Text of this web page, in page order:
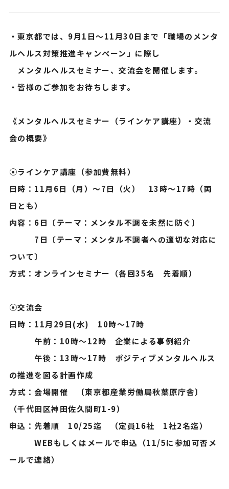
・東京都では、9月1日～11月30日まで「職場のメンタ
ルヘルス対策推進キャンペーン」に際し
メンタルヘルスセミナー、交流会を開催します。
・皆様のご参加をお待ちします。
《メンタルヘルスセミナー（ラインケア講座）・交流
会の概要》
⦿ラインケア講座（参加費無料）
日時：11月6日（月）～7日（火） 13時～17時（両
日とも）
内容：6日〔テーマ：メンタル不調を未然に防ぐ〕
7日〔テーマ：メンタル不調者への適切な対応に
ついて〕
方式：オンラインセミナー（各回35名 先着順）
⦿交流会
日時：11月29日(水) 10時～17時
午前：10時～12時 企業による事例紹介
午後：13時～17時 ポジティブメンタルヘルス
の推進を図る計画作成
方式：会場開催 〔東京都産業労働局秋葉原庁舎〕
（千代田区神田佐久間町1-9）
申込：先着順 10/25迄 （定員16社 1社2名迄）
WEBもしくはメールで申込（11/5に参加可否メ
ールで連絡）